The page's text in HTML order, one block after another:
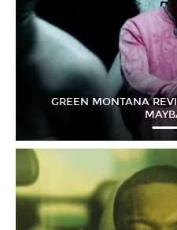
GREEN MONTANA